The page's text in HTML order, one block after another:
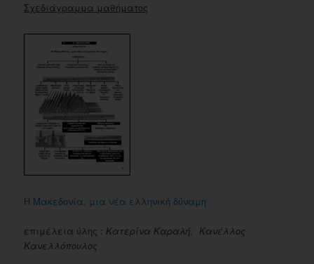
Σχεδιάγραμμα μαθήματος
Η Μακεδονία, μια νέα ελληνική δύναμη
επιμέλεια ύλης : Κατερίνα Καραλή, Κανέλλος
Κανελλόπουλος